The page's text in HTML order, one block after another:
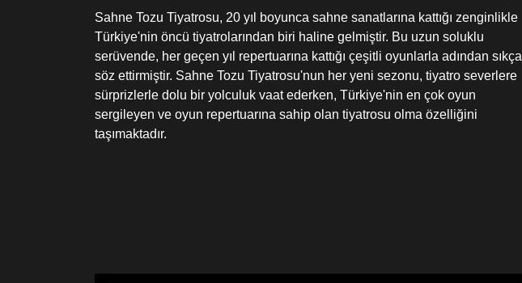
Sahne Tozu Tiyatrosu, 20 yıl boyunca sahne sanatlarına kattığı zenginlikle
Türkiye'nin öncü tiyatrolarından biri haline gelmiştir. Bu uzun soluklu
serüvende, her geçen yıl repertuarına kattığı çeşitli oyunlarla adından sıkça
söz ettirmiştir. Sahne Tozu Tiyatrosu'nun her yeni sezonu, tiyatro severlere
sürprizlerle dolu bir yolculuk vaat ederken, Türkiye'nin en çok oyun
sergileyen ve oyun repertuarına sahip olan tiyatrosu olma özelliğini
taşımaktadır.